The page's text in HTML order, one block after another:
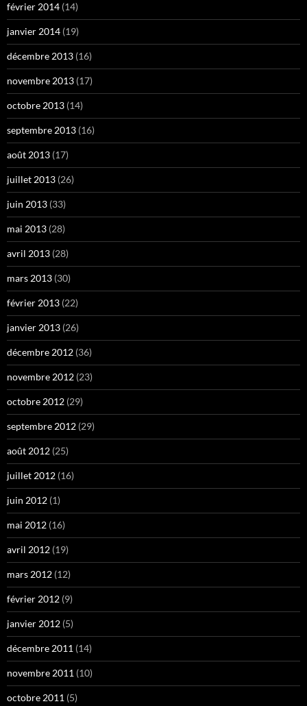
février 2014 (14)
janvier 2014 (19)
décembre 2013 (16)
novembre 2013 (17)
octobre 2013 (14)
septembre 2013 (16)
août 2013 (17)
juillet 2013 (26)
juin 2013 (33)
mai 2013 (28)
avril 2013 (28)
mars 2013 (30)
février 2013 (22)
janvier 2013 (26)
décembre 2012 (36)
novembre 2012 (23)
octobre 2012 (29)
septembre 2012 (29)
août 2012 (25)
juillet 2012 (16)
juin 2012 (1)
mai 2012 (16)
avril 2012 (19)
mars 2012 (12)
février 2012 (9)
janvier 2012 (5)
décembre 2011 (14)
novembre 2011 (10)
octobre 2011 (5)